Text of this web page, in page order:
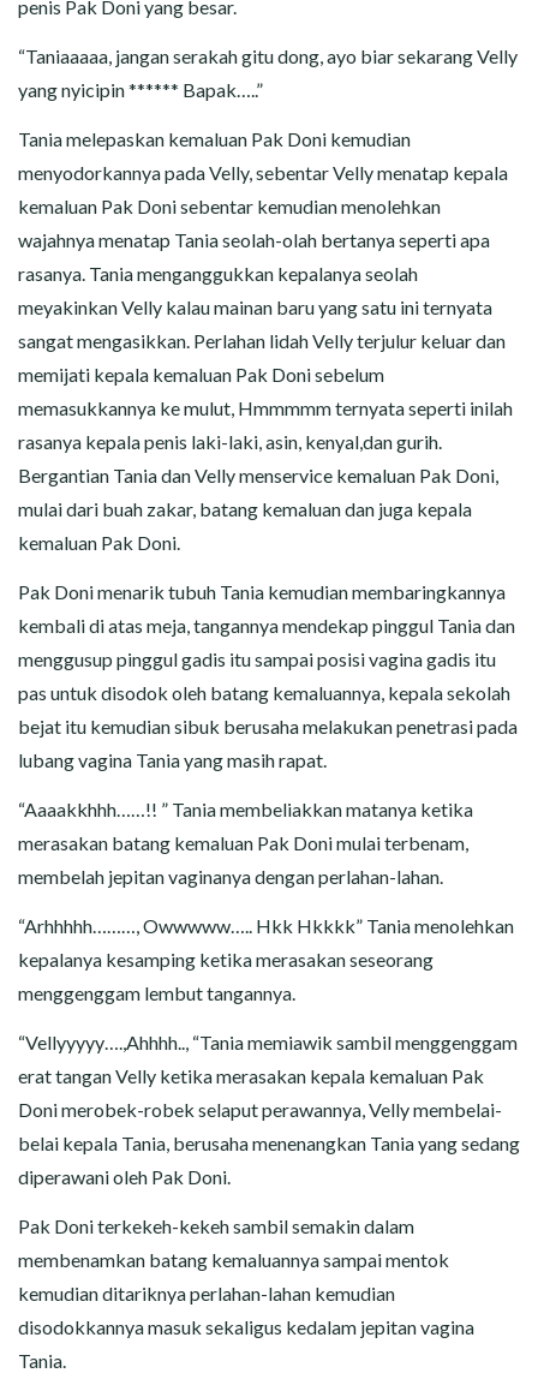
penis Pak Doni yang besar.
“Taniaaaaa, jangan serakah gitu dong, ayo biar sekarang Velly
yang nyicipin ****** Bapak…..”
Tania melepaskan kemaluan Pak Doni kemudian
menyodorkannya pada Velly, sebentar Velly menatap kepala
kemaluan Pak Doni sebentar kemudian menolehkan
wajahnya menatap Tania seolah-olah bertanya seperti apa
rasanya. Tania menganggukkan kepalanya seolah
meyakinkan Velly kalau mainan baru yang satu ini ternyata
sangat mengasikkan. Perlahan lidah Velly terjulur keluar dan
memijati kepala kemaluan Pak Doni sebelum
memasukkannya ke mulut, Hmmmmm ternyata seperti inilah
rasanya kepala penis laki-laki, asin, kenyal,dan gurih.
Bergantian Tania dan Velly menservice kemaluan Pak Doni,
mulai dari buah zakar, batang kemaluan dan juga kepala
kemaluan Pak Doni.
Pak Doni menarik tubuh Tania kemudian membaringkannya
kembali di atas meja, tangannya mendekap pinggul Tania dan
menggusup pinggul gadis itu sampai posisi vagina gadis itu
pas untuk disodok oleh batang kemaluannya, kepala sekolah
bejat itu kemudian sibuk berusaha melakukan penetrasi pada
lubang vagina Tania yang masih rapat.
“Aaaakkhhh……!! ” Tania membeliakkan matanya ketika
merasakan batang kemaluan Pak Doni mulai terbenam,
membelah jepitan vaginanya dengan perlahan-lahan.
“Arhhhhh………, Owwwww….. Hkk Hkkkk” Tania menolehkan
kepalanya kesamping ketika merasakan seseorang
menggenggam lembut tangannya.
“Vellyyyyy….,Ahhhh.., “Tania memiawik sambil menggenggam
erat tangan Velly ketika merasakan kepala kemaluan Pak
Doni merobek-robek selaput perawannya, Velly membelai-
belai kepala Tania, berusaha menenangkan Tania yang sedang
diperawani oleh Pak Doni.
Pak Doni terkekeh-kekeh sambil semakin dalam
membenamkan batang kemaluannya sampai mentok
kemudian ditariknya perlahan-lahan kemudian
disodokkannya masuk sekaligus kedalam jepitan vagina
Tania.